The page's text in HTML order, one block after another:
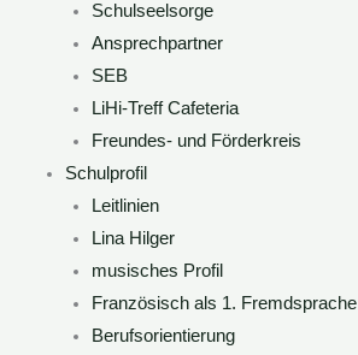
Schulseelsorge
Ansprechpartner
SEB
LiHi-Treff Cafeteria
Freundes- und Förderkreis
Schulprofil
Leitlinien
Lina Hilger
musisches Profil
Französisch als 1. Fremdsprache
Berufsorientierung